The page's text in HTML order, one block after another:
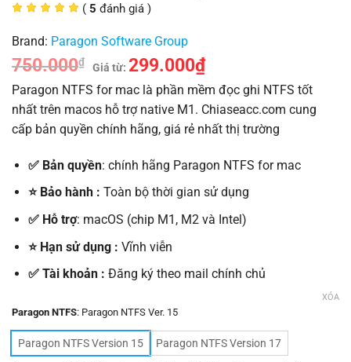
( 5 đánh giá )
Brand: Paragon Software Group
750.000₫ Giá từ: 299.000₫
Paragon NTFS for mac là phần mềm đọc ghi NTFS tốt
nhất trên macos hỗ trợ native M1. Chiaseacc.com cung
cấp bản quyền chính hãng, giá rẻ nhất thị trường
✅ Bản quyền: chính hãng Paragon NTFS for mac
⭐ Bảo hành : Toàn bộ thời gian sử dụng
✅ Hỗ trợ: macOS (chip M1, M2 và Intel)
⭐ Hạn sử dụng : Vĩnh viễn
✅ Tài khoản : Đăng ký theo mail chính chủ
Paragon NTFS: Paragon NTFS Ver. 15
Paragon NTFS Version 15 Paragon NTFS Version 17
XÓA